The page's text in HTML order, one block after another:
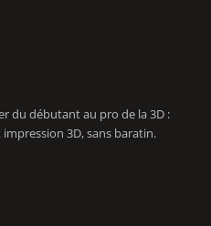
du débutant au pro de la 3D :
3D, sans baratin.